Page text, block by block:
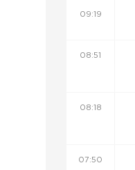
09:19
08:51
08:18
07:50